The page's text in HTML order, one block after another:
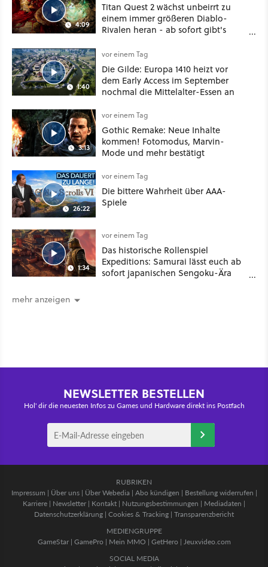
4:09
Titan Quest 2 wächst unbeirrt zu
einem immer größeren Diablo-
Rivalen heran - ab sofort gibt's
Klasse
1:40
vor einem Tag
Die Gilde: Europa 1410 heizt vor
dem Early Access im September
nochmal die Mittelalter-Essen an
3:13
vor einem Tag
Gothic Remake: Neue Inhalte
kommen! Fotomodus, Marvin-
Mode und mehr bestätigt
26:22
vor einem Tag
Die bittere Wahrheit über AAA-
Spiele
1:34
vor einem Tag
Das historische Rollenspiel
Expeditions: Samurai lässt euch ab
sofort japanischen Sengoku-Ära
mehr anzeigen
NEWSLETTER BESTELLEN
Hol' dir die neuesten Infos zu Games und Hardware direkt ins Postfach
RUBRIKEN
Impressum | Über uns| Über Webedia | Abo kündigen | Bestellung widerrufen |
Karriere | Newsletter | Kontakt | Nutzungsbestimmungen | Mediadaten |
Datenschutzerklärung | Cookies & Tracking | Transparenzbericht
MEDIENGRUPPE
GameStar| GamePro | Mein MMO | GetHero | Jeuxvideo.com
SOCIAL MEDIA